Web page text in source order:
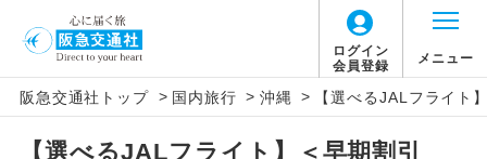
ログイン
会員登録
メニュー
阪急交通社トップ > 国内旅行 > 沖縄 > 【選べるJALフライト
【選べるJALフライト】＜早期割引
アイコン 説明
「価格変動型ツアー」に関するご案内
価格変動型ツアーとは